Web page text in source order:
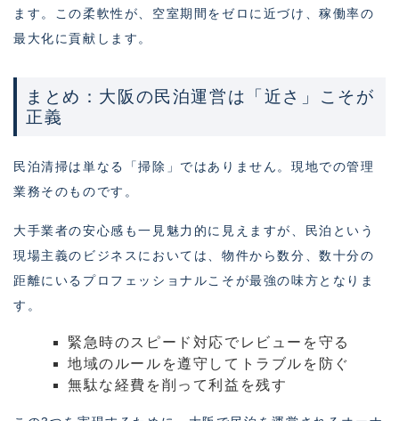
ます。この柔軟性が、空室期間をゼロに近づけ、稼働率の
最大化に貢献します。
まとめ：大阪の民泊運営は「近さ」こそが
正義
民泊清掃は単なる「掃除」ではありません。現地での管理
業務そのものです。
大手業者の安心感も一見魅力的に見えますが、民泊という
現場主義のビジネスにおいては、物件から数分、数十分の
距離にいるプロフェッショナルこそが最強の味方となりま
す。
緊急時のスピード対応でレビューを守る
地域のルールを遵守してトラブルを防ぐ
無駄な経費を削って利益を残す